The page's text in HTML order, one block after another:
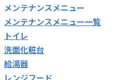
メンテナンスメニュー
メンテナンスメニュー一覧
トイレ
洗面化粧台
給湯器
レンジフード